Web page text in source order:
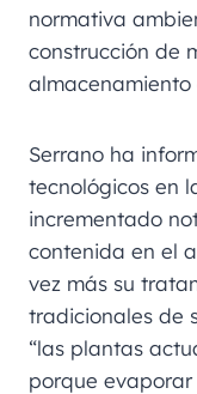
normativa
construcción de
almacenamiento
Serrano ha
tecnológicos en
incrementado
contenida en el
vez más su
tradicionales de
“las plantas
porque